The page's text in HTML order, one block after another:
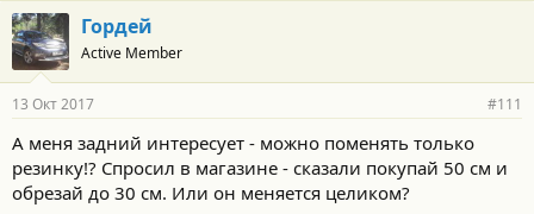
Гордей
Active Member
13 Окт 2017 #111
А меня задний интересует - можно поменять только
резинку!? Спросил в магазине - сказали покупай 50 см и
обрезай до 30 см. Или он меняется целиком?